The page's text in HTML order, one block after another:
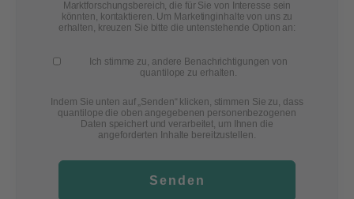
Marktforschungsbereich, die für Sie von Interesse sein
könnten, kontaktieren. Um Marketinginhalte von uns zu
erhalten, kreuzen Sie bitte die untenstehende Option an:
Ich stimme zu, andere Benachrichtigungen von
quantilope zu erhalten.
Indem Sie unten auf „Senden“ klicken, stimmen Sie zu, dass
quantilope die oben angegebenen personenbezogenen
Daten speichert und verarbeitet, um Ihnen die
angeforderten Inhalte bereitzustellen.
Senden